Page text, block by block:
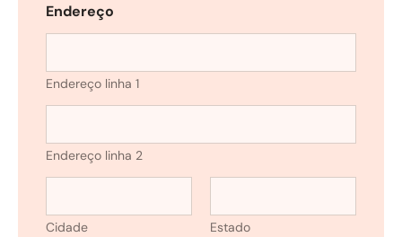
Endereço
Endereço linha 1
Endereço linha 2
Cidade Estado